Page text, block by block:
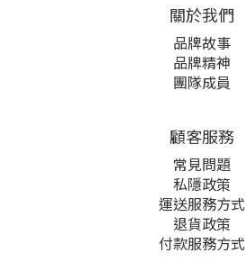
關於我們
品牌故事
品牌精神
團隊成員
顧客服務
常見問題
私隱政策
運送服務方式
退貨政策
付款服務方式